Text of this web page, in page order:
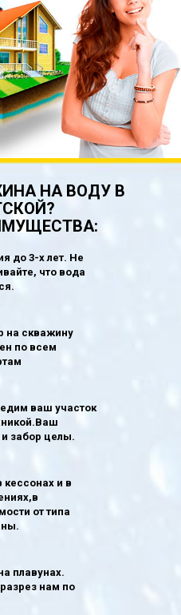
НА ВОДУ В
до 3-х лет. Не
что вода
на скважину
по всем
ваш участок
и забор целы.
кессонах и в
от типа
плавунах.
нам по